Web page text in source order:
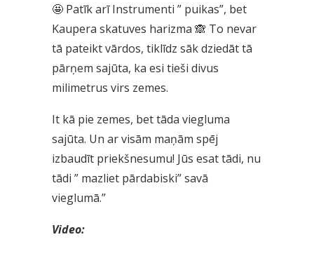
🤩 Patīk arī Instrumenti ” puikas”, bet
Kaupera skatuves harizma 🙈 To nevar
tā pateikt vārdos, tiklīdz sāk dziedāt tā
pārņem sajūta, ka esi tieši divus
milimetrus virs zemes.
It kā pie zemes, bet tāda viegluma
sajūta. Un ar visām maņām spēj
izbaudīt priekšnesumu! Jūs esat tādi, nu
tādi ” mazliet pārdabiski” savā
vieglumā.”
Video: